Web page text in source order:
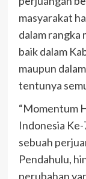
masyarakat
dalam rangka
baik dalam
maupun
tentunya
“Momentum
Indonesia
sebuah
Pendahulu,
perubahan